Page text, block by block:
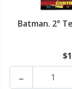
Batman. 2°
-